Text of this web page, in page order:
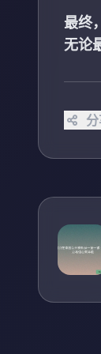
最终
无论